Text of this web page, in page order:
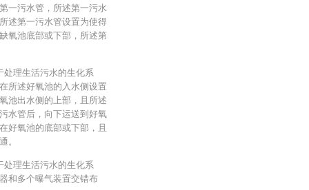
一污水管，所述第一污水
述第一污水管设置为使得
氧池底部或下部，所述第
处理生活污水的生化系
所述好氧池的入水侧设置
池出水侧的上部，且所述
水管后，向下运送到好氧
好氧池的底部或下部，且
。
处理生活污水的生化系
和多个曝气装置交错布